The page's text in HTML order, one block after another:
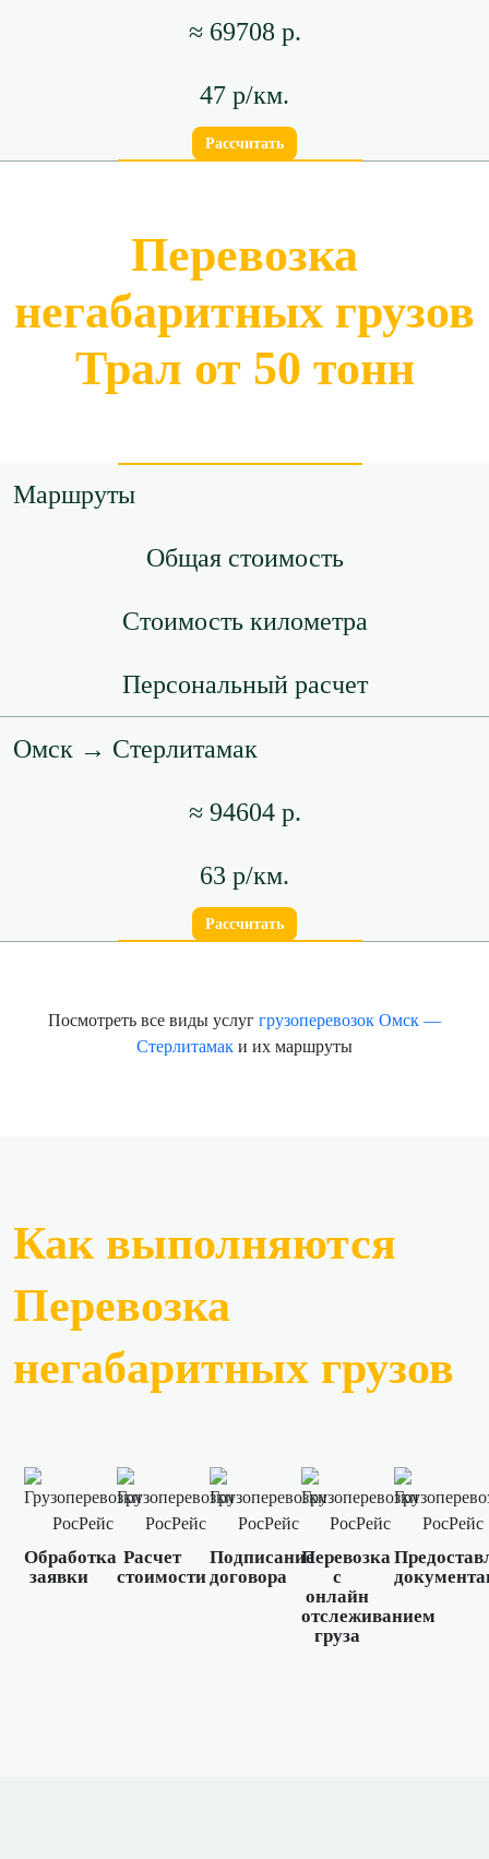
≈ 69708 р.
47 р/км.
Рассчитать
Перевозка
негабаритных грузов
Трал от 50 тонн
Маршруты
Общая стоимость
Стоимость километра
Персональный расчет
Омск → Стерлитамак
≈ 94604 р.
63 р/км.
Рассчитать
Посмотреть все виды услуг грузоперевозок Омск —
Стерлитамак и их маршруты
Как выполняются
Перевозка
негабаритных грузов
Обработка
заявки
Расчет
стоимости
Подписание
договора
Перевозка
с
онлайн
отслеживанием
груза